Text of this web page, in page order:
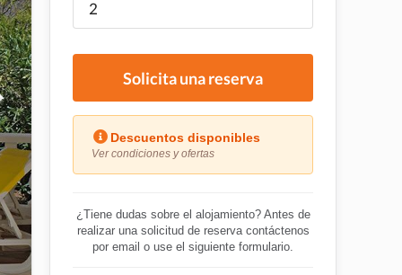
Solicita una reserva
Descuentos disponibles
Ver condiciones y ofertas
¿Tiene dudas sobre el alojamiento? Antes de
realizar una solicitud de reserva contáctenos
por email o use el siguiente formulario.